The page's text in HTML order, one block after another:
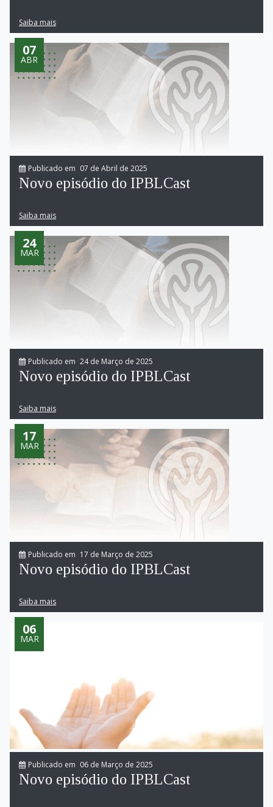
Saiba mais
07
ABR
Publicado em 07 de Abril de 2025
Novo episódio do IPBLCast
Saiba mais
24
MAR
Publicado em 24 de Março de 2025
Novo episódio do IPBLCast
Saiba mais
17
MAR
Publicado em 17 de Março de 2025
Novo episódio do IPBLCast
Saiba mais
06
MAR
Publicado em 06 de Março de 2025
Novo episódio do IPBLCast